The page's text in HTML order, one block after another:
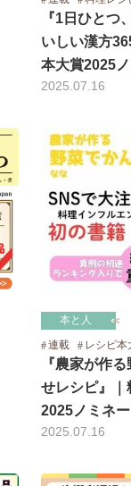
『1日ひとつ
いしい漢方
本大賞2025
2025.07.16
本と人
連載
レシピ本
『農家が作
せレシピ』｜
2025ノミネ
2025.07.16